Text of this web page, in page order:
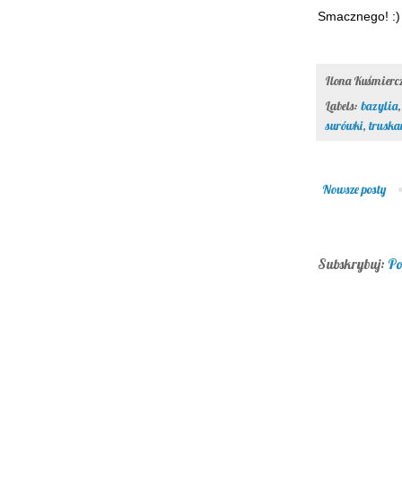
Smacznego! :)
Ilona
Labels: bazylia
surówki,
Nowsze posty
Subskrybuj: